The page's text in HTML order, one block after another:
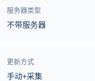
服务器类型
不带服务器
更新方式
手动+采集